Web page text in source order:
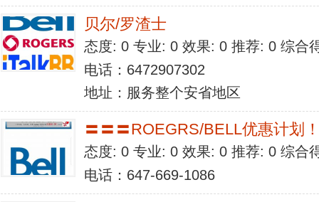
贝尔/罗渣士
态度: 0 专业: 0 效果: 0 推荐: 0 综合
电话：6472907302
地址：服务整个安省地区
〓〓〓ROEGRS/BELL优惠计
态度: 0 专业: 0 效果: 0 推荐: 0 综合
电话：647-669-1086